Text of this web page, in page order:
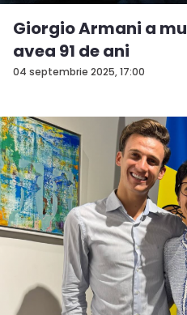
04 septembrie 2025, 17:00
Giorgio Armani a
avea 91 de ani